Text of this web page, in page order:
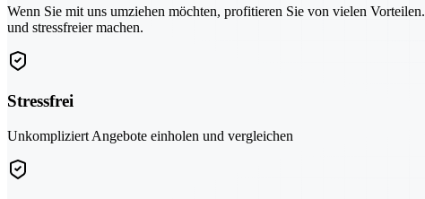
Wenn Sie mit uns umziehen möchten, profitieren Sie von vielen
und stressfreier machen.
Stressfrei
Unkompliziert Angebote einholen und vergleichen